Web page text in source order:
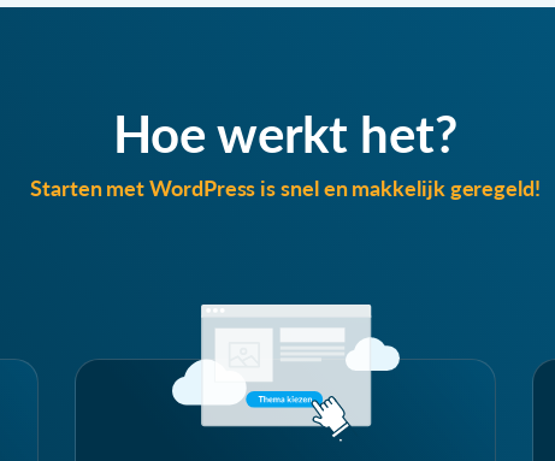
Hoe werkt het?
Starten met WordPress is snel en makkelijk geregeld!